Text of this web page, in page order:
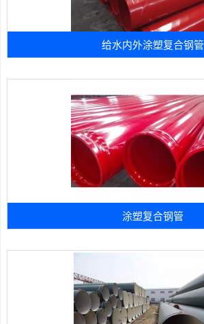
给水内外涂塑复合钢管
涂塑复合钢管